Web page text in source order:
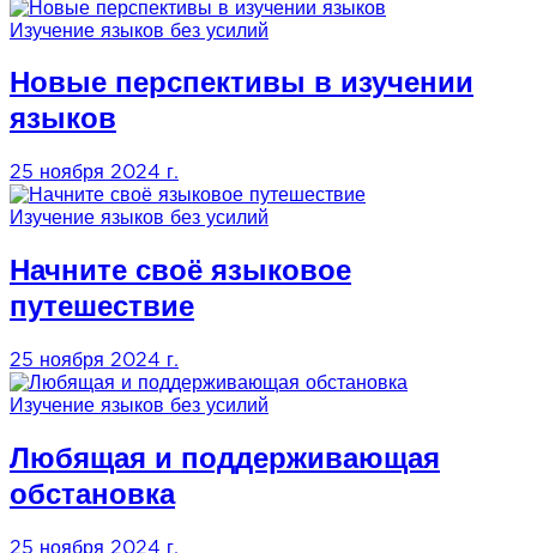
Изучение языков без усилий
Новые перспективы в изучении
языков
25 ноября 2024 г.
Изучение языков без усилий
Начните своё языковое
путешествие
25 ноября 2024 г.
Изучение языков без усилий
Любящая и поддерживающая
обстановка
25 ноября 2024 г.